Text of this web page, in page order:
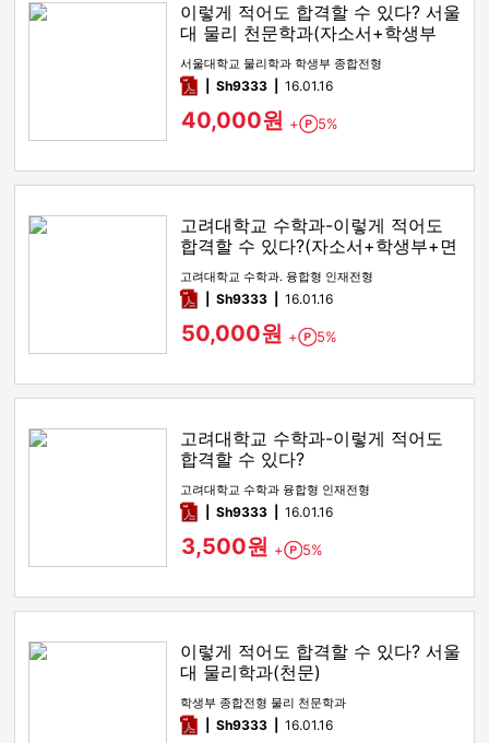
이렇게 적어도 합격할 수 있다? 서울
대 물리 천문학과(자소서+학생부
+면접)
서울대학교 물리학과 학생부 종합전형
pdfSh9333 16.01.16
40,000원 + Point
5%
고려대학교 수학과-이렇게 적어도
합격할 수 있다?(자소서+학생부+면
접)
고려대학교 수학과. 융합형 인재전형
pdfSh9333 16.01.16
50,000원 + Point
5%
고려대학교 수학과-이렇게 적어도
합격할 수 있다?
고려대학교 수학과 융합형 인재전형
pdfSh9333 16.01.16
3,500원 + Point
5%
이렇게 적어도 합격할 수 있다? 서울
대 물리학과(천문)
학생부 종합전형 물리 천문학과
pdfSh9333 16.01.16